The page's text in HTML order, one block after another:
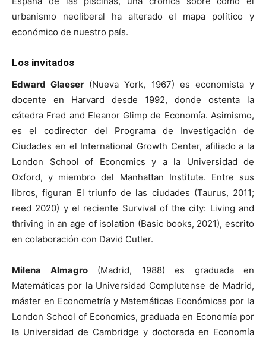
urbanismo neoliberal ha alterado el mapa político y
económico de nuestro país.
Los invitados
Edward Glaeser (Nueva York, 1967) es economista y
docente en Harvard desde 1992, donde ostenta la
cátedra Fred and Eleanor Glimp de Economía. Asimismo,
es el codirector del Programa de Investigación de
Ciudades en el International Growth Center, afiliado a la
London School of Economics y a la Universidad de
Oxford, y miembro del Manhattan Institute. Entre sus
libros, figuran El triunfo de las ciudades (Taurus, 2011;
reed 2020) y el reciente Survival of the city: Living and
thriving in an age of isolation (Basic books, 2021), escrito
en colaboración con David Cutler.
Milena Almagro(Madrid, 1988) es graduada en
Matemáticas por la Universidad Complutense de Madrid,
máster en Econometría y Matemáticas Económicas por la
London School of Economics, graduada en Economía por
la Universidad de Cambridge y doctorada en Economía